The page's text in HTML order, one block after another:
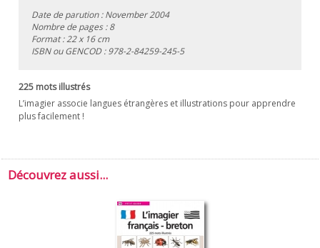
Date de parution : November 2004
Nombre de pages : 8
Format : 22 x 16 cm
ISBN ou GENCOD :978-2-84259-245-5
225 mots illustrés
L’imagier associe langues étrangères et illustrations pour apprendre
plus facilement !
Découvrez aussi...